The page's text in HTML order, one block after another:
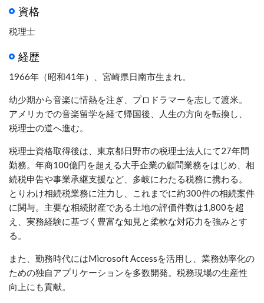
資格
税理士
経歴
1966年（昭和41年）、宮崎県日南市生まれ。
幼少期から音楽に情熱を注ぎ、プロドラマーを志して渡米。
アメリカでの音楽留学を経て帰国後、人生の方向を転換し、
税理士の道へ進む。
税理士資格取得後は、東京都日野市の税理士法人にて27年間
勤務。年商100億円を超える大手企業の顧問業務をはじめ、相
続税申告や事業承継支援など、多岐にわたる税務に携わる。
とりわけ相続税業務に注力し、これまでに約300件の相続案件
に関与。主要な相続財産である土地の評価件数は1,800を超
え、実務経験に基づく豊富な知見と柔軟な対応力を強みとす
る。
また、勤務時代にはMicrosoft Accessを活用し、業務効率化の
ための独自アプリケーションを多数開発。税務現場の生産性
向上にも貢献。